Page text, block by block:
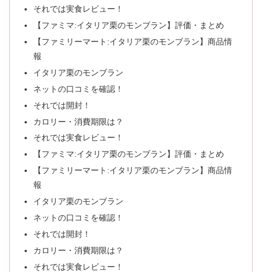
それでは実食レビュー！
【ファミマ:イタリア栗のモンブラン】評価・まとめ
【ファミリーマート:イタリア栗のモンブラン】商品情
報
イタリア栗のモンブラン
ネットの口コミを確認！
それでは開封！
カロリー・消費期限は？
それでは実食レビュー！
【ファミマ:イタリア栗のモンブラン】評価・まとめ
【ファミリーマート:イタリア栗のモンブラン】商品情
報
イタリア栗のモンブラン
ネットの口コミを確認！
それでは開封！
カロリー・消費期限は？
それでは実食レビュー！